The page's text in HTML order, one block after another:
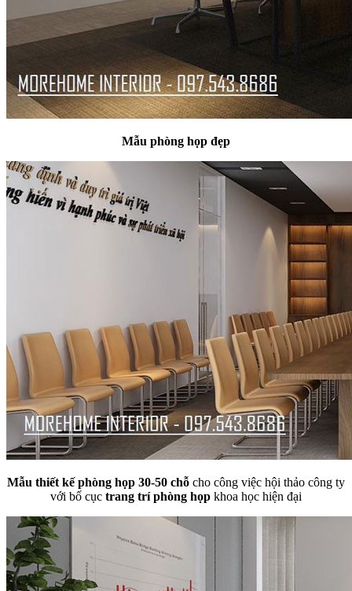
Mẫu phòng họp đẹp
Mẫu thiết kế phòng họp 30-50 chỗ cho công việc hội thảo công ty
với bố cục trang trí phòng họp khoa học hiện đại